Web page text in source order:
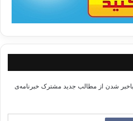
شدن از مطالب جدید مشترک خبرنامه‌ی